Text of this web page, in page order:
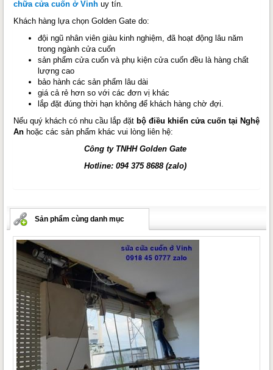
chữa cửa cuốn ở Vinh uy tín.
Khách hàng lựa chọn Golden Gate do:
đội ngũ nhân viên giàu kinh nghiệm, đã hoạt động lâu năm
trong ngành cửa cuốn
sản phẩm cửa cuốn và phụ kiện cửa cuốn đều là hàng chất
lượng cao
bảo hành các sản phẩm lâu dài
giá cả rẻ hơn so với các đơn vị khác
lắp đặt đúng thời hạn không để khách hàng chờ đợi.
Nếu quý khách có nhu cầu lắp đặt bộ điều khiển cửa cuốn tại Nghệ
An hoặc các sản phẩm khác vui lòng liên hệ:
Công ty TNHH Golden Gate
Hotline: 094 375 8688 (zalo)
Sản phẩm cùng danh mục